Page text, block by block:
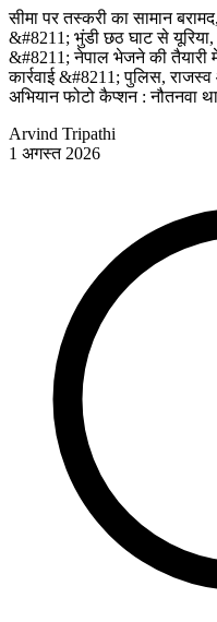
सीमा पर तस्करी का सामान
&#8211; भुंडी छठ घाट से
&#8211; नेपाल भेजने की तैयारी
कार्रवाई &#8211; पुलिस,
अभियान फोटो कैप्शन : नौतनवा
Arvind Tripathi
1 अगस्त 2026